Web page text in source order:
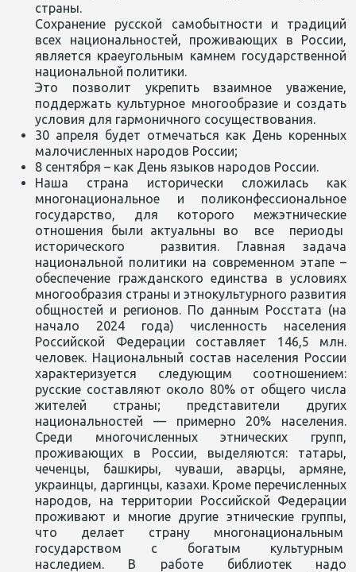
страны.
Сохранение русской самобытности и традиций
всех национальностей, проживающих в России,
является краеугольным камнем государственной
национальной политики.
Это позволит укрепить взаимное уважение,
поддержать культурное многообразие и создать
условия для гармоничного сосуществования.
30 апреля будет отмечаться как День коренных
малочисленных народов России;
8 сентября – как День языков народов России.
Наша страна исторически сложилась как
многонациональное и поликонфессиональное
государство, для которого межэтнические
отношения были актуальны во все периоды
исторического развития. Главная задача
национальной политики на современном этапе –
обеспечение гражданского единства в условиях
многообразия страны и этнокультурного развития
общностей и регионов. По данным Росстата (на
начало 2024 года) численность населения
Российской Федерации составляет 146,5 млн.
человек. Национальный состав населения России
характеризуется следующим соотношением:
русские составляют около 80% от общего числа
жителей страны; представители других
национальностей — примерно 20% населения.
Среди многочисленных этнических групп,
проживающих в России, выделяются: татары,
чеченцы, башкиры, чуваши, аварцы, армяне,
украинцы, даргинцы, казахи. Кроме перечисленных
народов, на территории Российской Федерации
проживают и многие другие этнические группы,
что делает страну многонациональным
государством с богатым культурным
наследием. В работе библиотек надо